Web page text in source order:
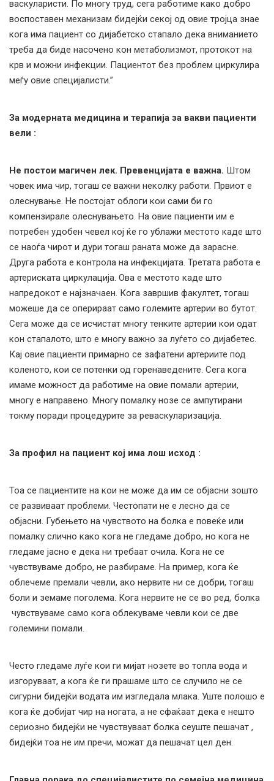
васкуларисти. По многу труд, сега работиме како добро
воспоставен механизам бидејќи секој од овие тројца знае
кога има пациент со дијабетско стапало дека вниманието
треба да биде насочено кон метаболизмот, протокот на
крв и можни инфекции. Пациентот без проблем циркулира
меѓу овие специјалисти.”
За модерната медицина и терапија за вакви пациенти
вели :
Не постои магичен лек. Превенцијата е важна. Штом
човек има чир, тогаш се важни неколку работи. Првиот е
олеснување. Не постојат облоги кои сами би го
компензирале олеснувањето. На овие пациенти им е
потребен удобен чевел кој ќе го ублажи местото каде што
се наоѓа чирот и дури тогаш раната може да зарасне.
Друга работа е контрола на инфекцијата. Третата работа е
артериската циркулација. Ова е местото каде што
напредокот е најзначаен. Кога завршив факултет, тогаш
можеше да се оперираат само големите артерии во бутот.
Сега може да се исчистат многу тенките артерии кои одат
кон стапалото, што е многу важно за луѓето со дијабетес.
Кај овие пациенти примарно се зафатени артериите под
коленото, кои се потенки од горенаведените. Сега кога
имаме можност да работиме на овие помали артерии,
многу е направено. Многу помалку нозе се ампутирани
токму поради процедурите за реваскуларизација.
За профил на пациент кој има лош исход :
Тоа се пациентите на кои не може да им се објасни зошто
се развиваат проблеми. Честопати не е лесно да се
објасни. Губењето на чувството на болка е повеќе или
помалку слично како кога не гледаме добро, но кога не
гледаме јасно е дека ни требаат очила. Кога не се
чувствуваме добро, не разбираме. На пример, кога ќе
облечеме премали чевли, ако нервите ни се добри, тогаш
боли и земаме поголема. Кога нервите не се во ред, болка
чувствуваме само кога облекуваме чевли кои се две
големини помали.
Често гледаме луѓе кои ги мијат нозете во топла вода и
изгоруваат, а кога ќе ги прашаме што се случило не се
сигурни бидејќи водата им изгледала млака. Уште полошо е
кога ќе добијат чир на ногата, а не сфаќаат дека е нешто
сериозно бидејќи не чувствуваат болка сеуште пешачат ,
бидејќи тоа не им пречи, можат да пешачат цел ден.